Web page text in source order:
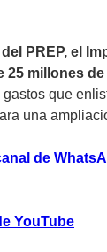
PREP, el
25 millones
que
una
de
YouTube